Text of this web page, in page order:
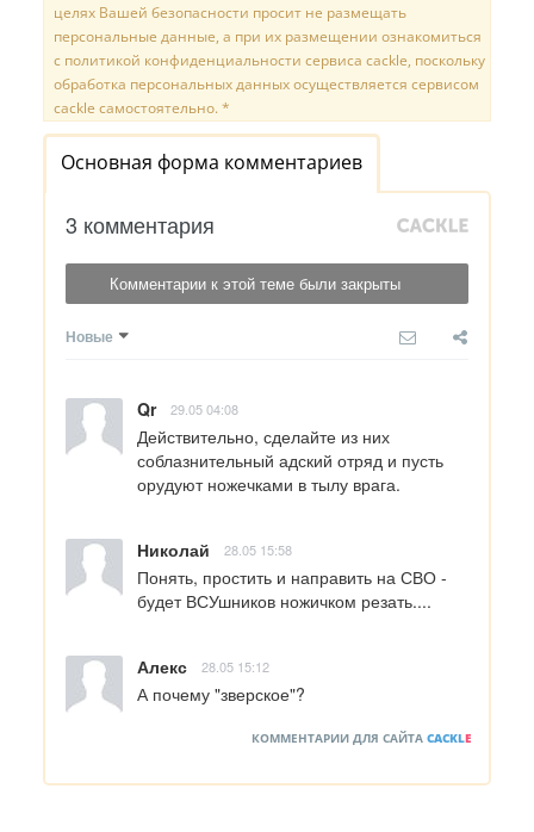
целях Вашей безопасности просит не размещать
персональные данные, а при их размещении ознакомиться
с политикой конфиденциальности сервиса cackle, поскольку
обработка персональных данных осуществляется сервисом
cackle самостоятельно. *
Основная форма комментариев
3 комментария
Комментарии к этой теме были закрыты
Новые
Qr 29.05 04:08
Действительно, сделайте из них
соблазнительный адский отряд и пусть
орудуют ножечками в тылу врага.
Николай 28.05 15:58
Понять, простить и направить на СВО -
будет ВСУшников ножичком резать....
Алекс 28.05 15:12
А почему "зверское"?
КОММЕНТАРИИ ДЛЯ САЙТА CACKLE